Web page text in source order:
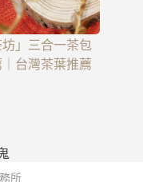
」三合一茶包
台灣茶葉推薦
所